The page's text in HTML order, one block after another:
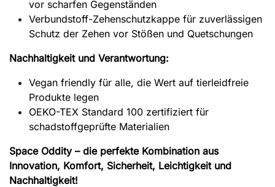
vor scharfen Gegenständen
Verbundstoff-Zehenschutzkappe für zuverlässigen
Schutz der Zehen vor Stößen und Quetschungen
Nachhaltigkeit und Verantwortung:
Vegan friendly für alle, die Wert auf tierleidfreie
Produkte legen
OEKO-TEX Standard 100 zertifiziert für
schadstoffgeprüfte Materialien
Space Oddity – die perfekte Kombination aus
Innovation, Komfort, Sicherheit, Leichtigkeit und
Nachhaltigkeit!